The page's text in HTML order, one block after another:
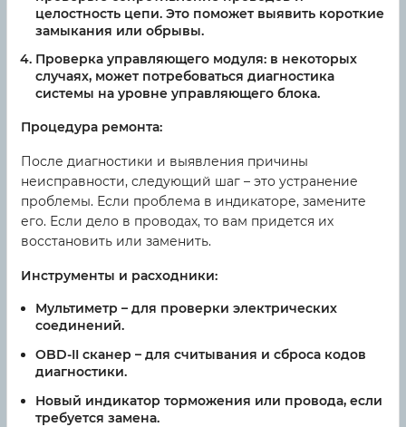
целостность цепи. Это поможет выявить короткие
замыкания или обрывы.
Проверка управляющего модуля: в некоторых
случаях, может потребоваться диагностика
системы на уровне управляющего блока.
Процедура ремонта:
После диагностики и выявления причины
неисправности, следующий шаг – это устранение
проблемы. Если проблема в индикаторе, замените
его. Если дело в проводах, то вам придется их
восстановить или заменить.
Инструменты и расходники:
Мультиметр – для проверки электрических
соединений.
OBD-II сканер – для считывания и сброса кодов
диагностики.
Новый индикатор торможения или провода, если
требуется замена.